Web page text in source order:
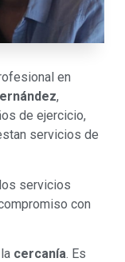
en
,
de ejercicio,
servicios de
servicios
con
cercanía. Es